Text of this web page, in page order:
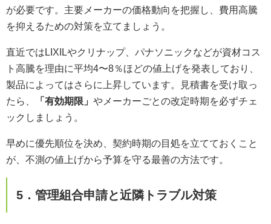
が必要です。主要メーカーの価格動向を把握し、費用高騰
を抑えるための対策を立てましょう。
直近ではLIXILやクリナップ、パナソニックなどが資材コス
ト高騰を理由に平均4〜8％ほどの値上げを発表しており、
製品によってはさらに上昇しています。見積書を受け取っ
たら、
「有効期限」 やメーカーごとの改定時期を必ずチェ
ックしましょう。
早めに優先順位を決め、契約時期の目処を立てておくこと
が、不測の値上げから予算を守る最善の方法です。
5．管理組合申請と近隣トラブル対策